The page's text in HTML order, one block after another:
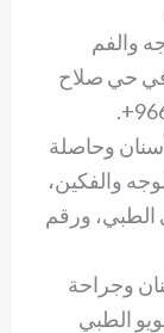
والفم
في حي صلاح
وحاصلة
والفكين،
ورقم
وجراحة
الطبي